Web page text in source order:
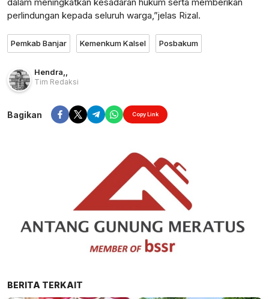
perlindungan kepada seluruh warga,”jelas Rizal.
Pemkab Banjar Kemenkum Kalsel Posbakum
Hendra
Tim Redaksi
Bagikan Copy Link
BERITA TERKAIT